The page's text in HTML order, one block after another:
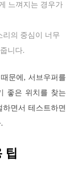
느껴지는 경우가
리의 중심이 너무
니다.
문에, 서브우퍼를
좋은 위치를 찾는
면서 테스트하면
팁